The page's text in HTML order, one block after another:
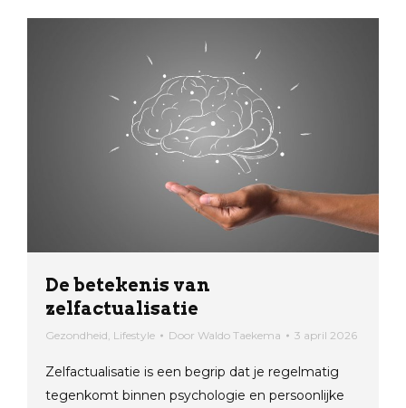
De betekenis van
zelfactualisatie
Gezondheid Lifestyle Door Waldo Taekema 3 april 2026
Zelfactualisatie is een begrip dat je regelmatig
tegenkomt binnen psychologie en persoonlijke